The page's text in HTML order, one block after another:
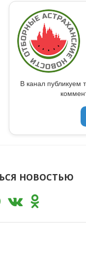
В канал публикуем
НОВОСТЬЮ